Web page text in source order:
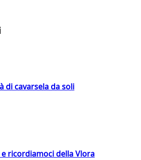
di cavarsela da soli
ricordiamoci della Vlora